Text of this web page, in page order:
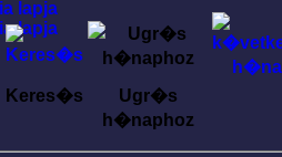
Keres�s
Ugr�s
h�naphoz